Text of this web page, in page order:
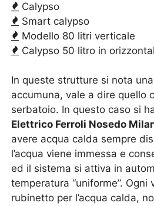
Calypso
Smart calypso
Modello 80 litri verticale
Calypso 50 litro in
In queste strutture si nota
accumuna, vale a dire quello
serbatoio. In questo caso si
Elettrico Ferroli Nosedo
avere acqua calda sempre
l’acqua viene immessa e
ed il sistema si attiva in
temperatura “uniforme”. Ogni
rubinetto per l’acqua calda,